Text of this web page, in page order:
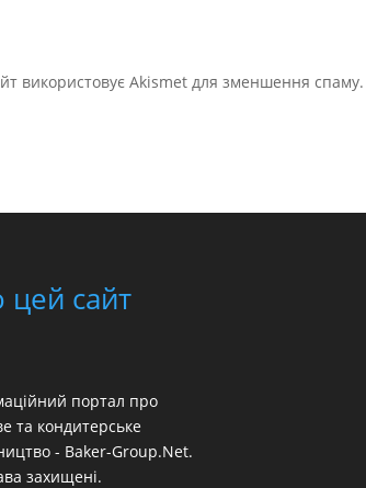
використовує Akismet для зменшення
цей сайт
портал про
та кондитерське
- Baker-Group.Net.
захищені.